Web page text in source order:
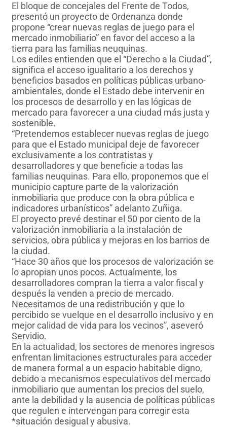
El bloque de concejales del Frente de Todos,
presentó un proyecto de Ordenanza donde
propone “crear nuevas reglas de juego para el
mercado inmobiliario” en favor del acceso a la
tierra para las familias neuquinas.
Los ediles entienden que el “Derecho a la Ciudad”,
significa el acceso igualitario a los derechos y
beneficios basados en políticas públicas urbano-
ambientales, donde el Estado debe intervenir en
los procesos de desarrollo y en las lógicas de
mercado para favorecer a una ciudad más justa y
sostenible.
“Pretendemos establecer nuevas reglas de juego
para que el Estado municipal deje de favorecer
exclusivamente a los contratistas y
desarrolladores y que beneficie a todas las
familias neuquinas. Para ello, proponemos que el
municipio capture parte de la valorización
inmobiliaria que produce con la obra pública e
indicadores urbanísticos” adelanto Zuñiga.
El proyecto prevé destinar el 50 por ciento de la
valorización inmobiliaria a la instalación de
servicios, obra pública y mejoras en los barrios de
la ciudad.
“Hace 30 años que los procesos de valorización se
lo apropian unos pocos. Actualmente, los
desarrolladores compran la tierra a valor fiscal y
después la venden a precio de mercado.
Necesitamos de una redistribución y que lo
percibido se vuelque en el desarrollo inclusivo y en
mejor calidad de vida para los vecinos”, aseveró
Servidio.
En la actualidad, los sectores de menores ingresos
enfrentan limitaciones estructurales para acceder
de manera formal a un espacio habitable digno,
debido a mecanismos especulativos del mercado
inmobiliario que aumentan los precios del suelo,
ante la debilidad y la ausencia de políticas públicas
que regulen e intervengan para corregir esta
*situación desigual y abusiva.